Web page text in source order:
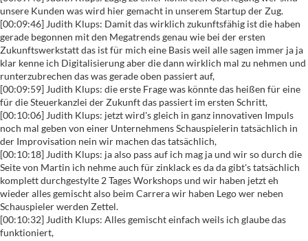
unsere Kunden was wird hier gemacht in unserem Startup der Zug.
[00:09:46] Judith Klups: Damit das wirklich zukunftsfähig ist die haben
gerade begonnen mit den Megatrends genau wie bei der ersten
Zukunftswerkstatt das ist für mich eine Basis weil alle sagen immer ja ja
klar kenne ich Digitalisierung aber die dann wirklich mal zu nehmen und
runterzubrechen das was gerade oben passiert auf,
[00:09:59] Judith Klups: die erste Frage was könnte das heißen für eine
für die Steuerkanzlei der Zukunft das passiert im ersten Schritt,
[00:10:06] Judith Klups: jetzt wird's gleich in ganz innovativen Impuls
noch mal geben von einer Unternehmens Schauspielerin tatsächlich in
der Improvisation nein wir machen das tatsächlich,
[00:10:18] Judith Klups: ja also pass auf ich mag ja und wir so durch die
Seite von Martin ich nehme auch für zinklack es da da gibt's tatsächlich
komplett durchgestylte 2 Tages Workshops und wir haben jetzt eh
wieder alles gemischt also beim Carrera wir haben Lego wer neben
Schauspieler werden Zettel.
[00:10:32] Judith Klups: Alles gemischt einfach weils ich glaube das
funktioniert,